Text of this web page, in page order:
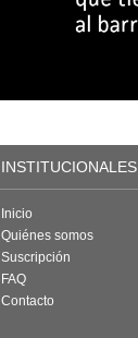
INSTITUCIONALES
Inicio
Quiénes somos
Suscripción
FAQ
Contacto